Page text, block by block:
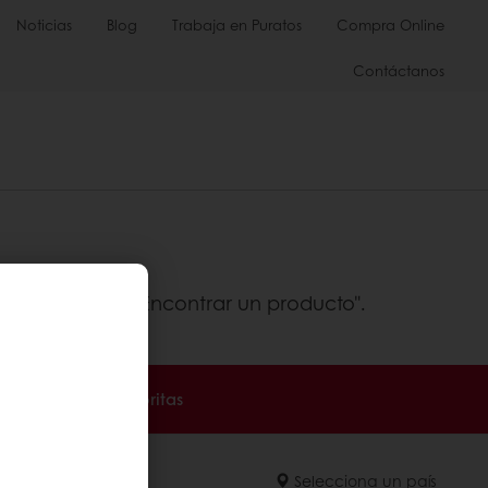
Noticias Blog Trabaja en Puratos Compra Online
Contáctanos
haz clic en "Encontrar un producto".
tus recetas favoritas
Selecciona un país